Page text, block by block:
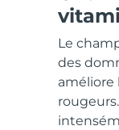
Le
des
améliore
Cosmétiques